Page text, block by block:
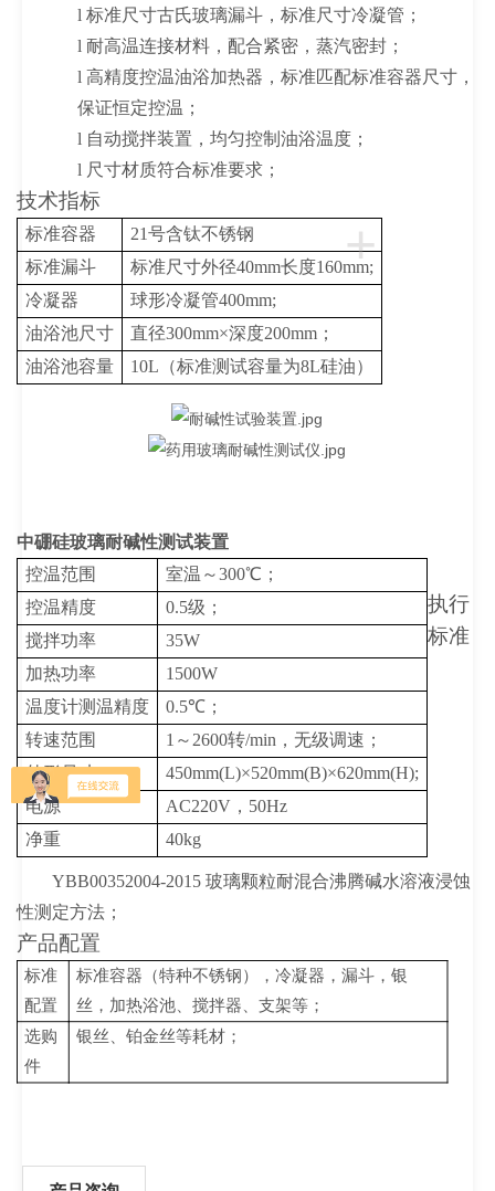
l标准尺寸古氏玻璃漏斗，标准尺寸冷凝管；
l耐高温连接材料，配合紧密，蒸汽密封；
l高精度控温油浴加热器，标准匹配标准容器尺寸，
保证恒定控温；
l 自动搅拌装置，均匀控制油浴温度；
l 尺寸材质符合标准要求；
技术指标
+
标准容器
21号含钛不锈钢
标准漏斗
标准尺寸外径40mm长度160mm;
冷凝器
球形冷凝管400mm;
油浴池尺寸
直径300mm×深度200mm；
油浴池容量
10L（标准测试容量为8L硅油）
中硼硅玻璃耐碱性测试装置
控温范围
室温～300℃；
控温精度
0.5级；
搅拌功率
35W
加热功率
1500W
温度计测温精度
0.5℃；
转速范围
1～2600转/min，无级调速；
外形尺寸
450mm(L)×520mm(B)×620mm(H);
电源
AC220V，50Hz
净重
40kg
执行
标准
YBB00352004-2015玻璃颗粒耐混合沸腾碱水溶液浸蚀
性测定方法；
产品配置
标准
配置
标准容器（特种不锈钢），冷凝器，漏斗，银
丝，加热浴池、搅拌器、支架等；
选购
件
银丝、铂金丝等耗材；